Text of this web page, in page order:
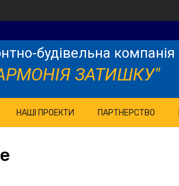
будівельна компанія
ЗАТИШКУ"
НАШІ ПРОЕКТИ ПАРТНЕРСТВО